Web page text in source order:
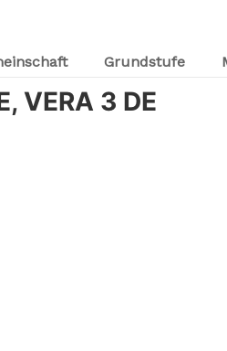
Grundstufe
VERA 3 DE